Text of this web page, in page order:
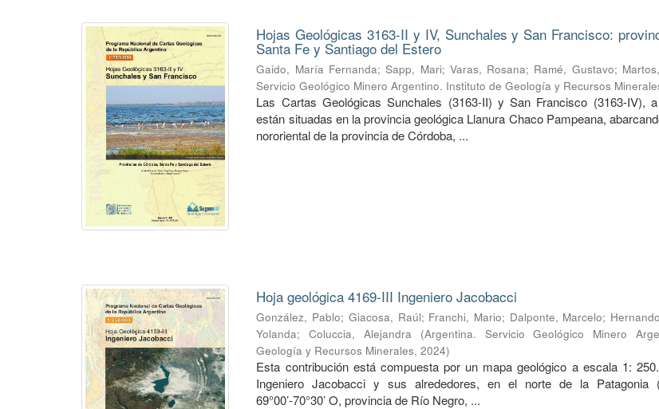
Hojas Geológicas 3163-II y IV, Sunchales y San Francisco:
Santa Fe y Santiago del Estero
Gaido, María Fernanda;Sapp, Mari; Varas, Rosana; Ramé, Gustavo;
Servicio Geológico Minero Argentino. Instituto de Geología y Recursos
Las Cartas Geológicas Sunchales (3163-II) y San Francisco (3163-IV),
están situadas en la provincia geológica Llanura Chaco Pampeana,
nororiental de la provincia de Córdoba, ...
Hoja geológica 4169-III Ingeniero Jacobacci
González, Pablo; Giacosa, Raúl; Franchi, Mario; Dalponte, Marcelo;
Yolanda;Coluccia, Alejandra (Argentina. Servicio Geológico Minero
Geología y Recursos Minerales,2024)
Esta contribución está compuesta por un mapa geológico a escala 1:
Ingeniero Jacobacci y sus alrededores, en el norte de la Patagonia
69°00’-70°30’ O, provincia de Río Negro, ...